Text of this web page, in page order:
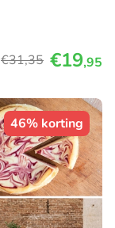
€31,35 €19,95
46% korting